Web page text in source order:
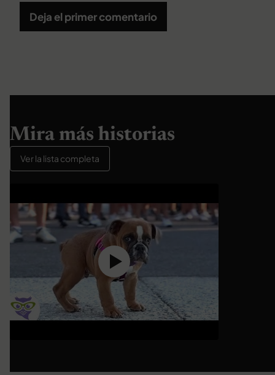
Deja el primer comentario
Mira más historias
Ver la lista completa